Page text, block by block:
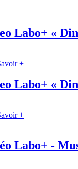
Labo+ «
+
Labo+ «
+
Labo+ -